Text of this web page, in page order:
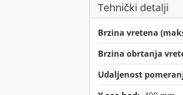
Tehnički detalji
Brzina vretena
Brzina obrtanja
Udaljenost